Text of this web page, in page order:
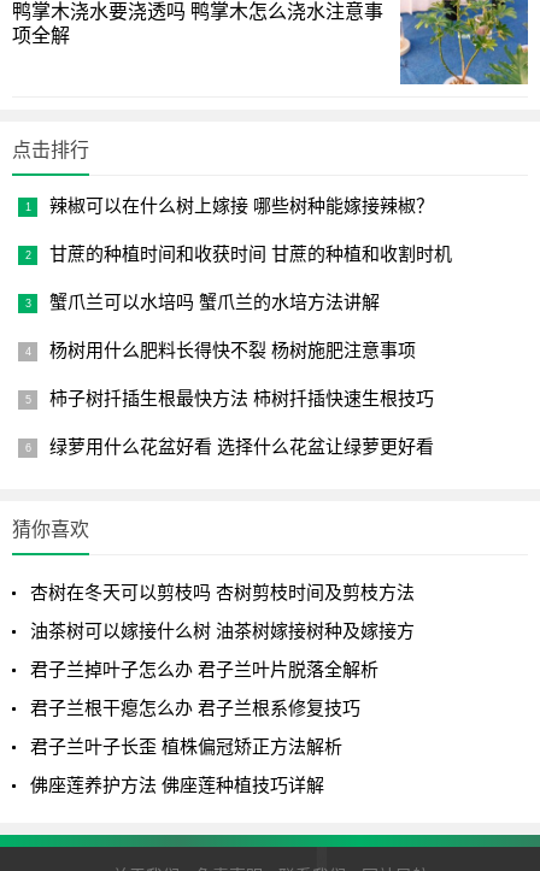
鸭掌木浇水要浇透吗 鸭掌木怎么浇水注意事
项全解
点击排行
辣椒可以在什么树上嫁接 哪些树种能嫁接辣椒？
甘蔗的种植时间和收获时间 甘蔗的种植和收割时机
蟹爪兰可以水培吗 蟹爪兰的水培方法讲解
杨树用什么肥料长得快不裂 杨树施肥注意事项
柿子树扦插生根最快方法 柿树扦插快速生根技巧
绿萝用什么花盆好看 选择什么花盆让绿萝更好看
猜你喜欢
杏树在冬天可以剪枝吗 杏树剪枝时间及剪枝方法
油茶树可以嫁接什么树 油茶树嫁接树种及嫁接方
君子兰掉叶子怎么办 君子兰叶片脱落全解析
君子兰根干瘪怎么办 君子兰根系修复技巧
君子兰叶子长歪 植株偏冠矫正方法解析
佛座莲养护方法 佛座莲种植技巧详解